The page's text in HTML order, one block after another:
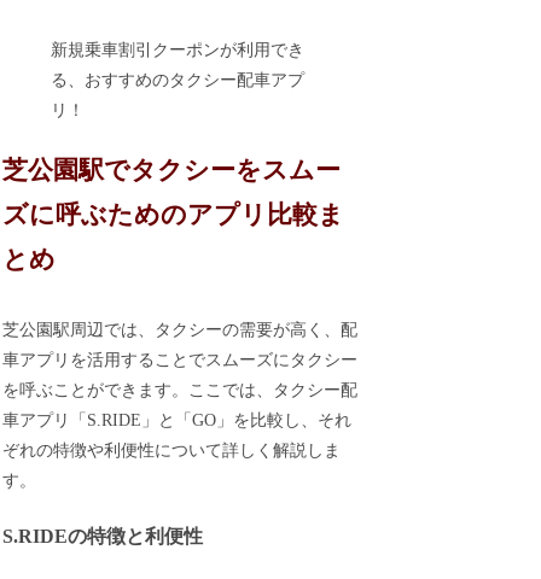
新規乗車割引クーポンが利用でき
る、おすすめのタクシー配車アプ
リ！
芝公園駅でタクシーをスムー
ズに呼ぶためのアプリ比較ま
とめ
芝公園駅周辺では、タクシーの需要が高く、配
車アプリを活用することでスムーズにタクシー
を呼ぶことができます。ここでは、タクシー配
車アプリ「S.RIDE」と「GO」を比較し、それ
ぞれの特徴や利便性について詳しく解説しま
す。
S.RIDEの特徴と利便性